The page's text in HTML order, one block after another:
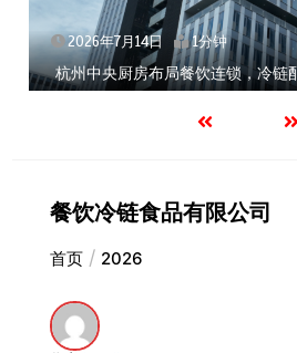
，冷链配送如何打通关键一环
餐饮冷链食品有限公司
首页 2026